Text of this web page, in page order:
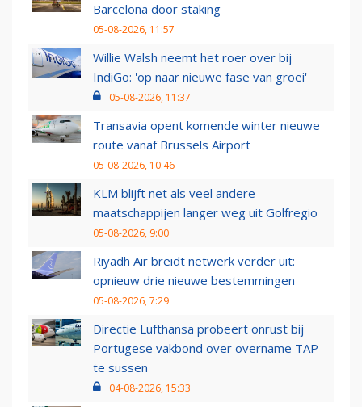
Barcelona door staking
05-08-2026, 11:57
Willie Walsh neemt het roer over bij
IndiGo: 'op naar nieuwe fase van groei'
05-08-2026, 11:37
Transavia opent komende winter nieuwe
route vanaf Brussels Airport
05-08-2026, 10:46
KLM blijft net als veel andere
maatschappijen langer weg uit Golfregio
05-08-2026, 9:00
Riyadh Air breidt netwerk verder uit:
opnieuw drie nieuwe bestemmingen
05-08-2026, 7:29
Directie Lufthansa probeert onrust bij
Portugese vakbond over overname TAP
te sussen
04-08-2026, 15:33